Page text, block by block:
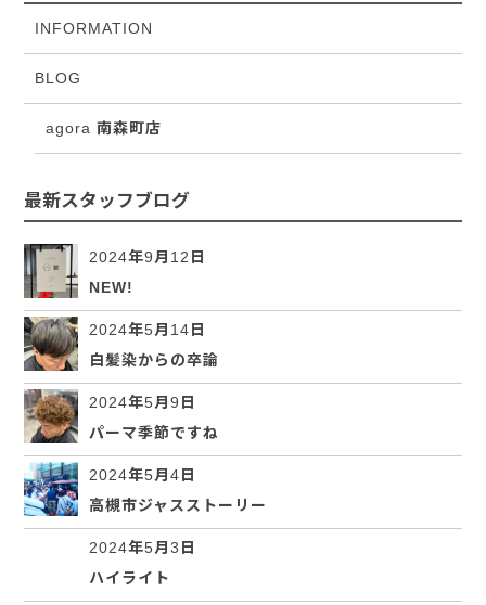
INFORMATION
BLOG
agora 南森町店
最新スタッフブログ
2024年9月12日
NEW!
2024年5月14日
白髪染からの卒論
2024年5月9日
パーマ季節ですね
2024年5月4日
高槻市ジャスストーリー
2024年5月3日
ハイライト